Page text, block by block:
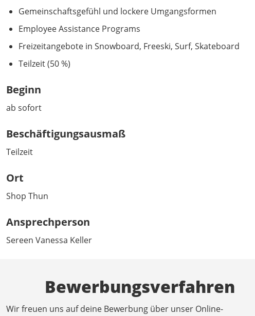
Gemeinschaftsgefühl und lockere Umgangsformen
Employee Assistance Programs
Freizeitangebote in Snowboard, Freeski, Surf, Skateboard
Teilzeit (50 %)
Beginn
ab sofort
Beschäftigungsausmaß
Teilzeit
Ort
Shop Thun
Ansprechperson
Sereen Vanessa Keller
Bewerbungsverfahren
Wir freuen uns auf deine Bewerbung über unser Online-